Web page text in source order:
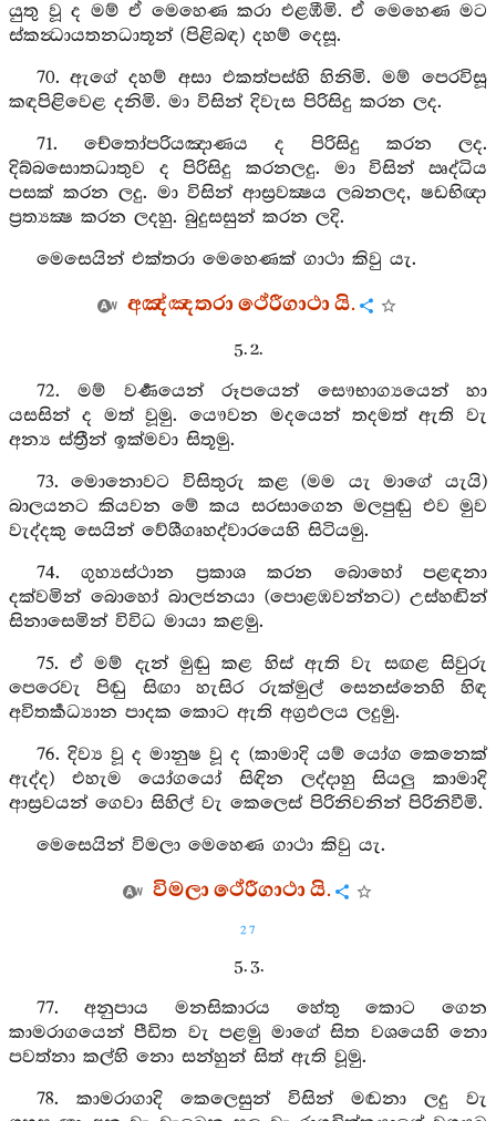
යුතු වූ ද මම් ඒ මෙහෙණ කරා එළඹීමි. ඒ මෙහෙණ මට
ස්කන්‍ධායතනධාතූන් (පිළිබඳ) දහම් දෙසූ.
70. ඇගේ දහම් අසා එකත්පස්හි හිනිමි. මම් පෙරවිසූ
කඳපිළිවෙළ දනිමි. මා විසින් දිවැස පිරිසිදු කරන ලද.
71. චේතෝපරියඤාණය ද පිරිසිදු කරන ලද.
දිබ්බසොතධාතුව ද පිරිසිදු කරනලදු. මා විසින් ඍද්ධිය
පසක් කරන ලදු. මා විසින් ආස්‍රවක්‍ෂය ලබනලද, ෂඩභිඥා
ප්‍රත්‍යක්‍ෂ කරන ලදහු. බුදුසසුන් කරන ලදි.
මෙසෙයින් එක්තරා මෙහෙණක් ගාථා කිවු යැ.
අඤ්ඤතරා ථේරීගාථා යි.
5. 2.
72. මම් වර්‍ණයෙන් රූපයෙන් සෞභාග්‍යයෙන් හා
යසසින් ද මත් වූමු. යෞවන මදයෙන් තදමත් ඇති වැ
අන්‍ය ස්ත්‍රීන් ඉක්මවා සිතූමු.
73. මොනොවට විසිතුරු කළ (මම යැ මාගේ යැයි)
බාලයනට කියවන මේ කය සරසාගෙන මලපුඬු එව මුව
වැද්දකු සෙයින් වේශීගෘහද්වාරයෙහි සිටියමු.
74. ගුහ්‍යස්ථාන ප්‍රකාශ කරන බොහෝ පළඳනා
දක්වමින් බොහෝ බාලජනයා (පොළඹවන්නට) උස්හඬින්
සිනාසෙමින් විවිධ මායා කළමු.
75. ඒ මම් දැන් මුඬු කළ හිස් ඇති වැ සඟළ සිවුරු
පෙරෙවැ පිඬු සිඟා හැසිර රුක්මුල් සෙනස්නෙහි හිඳ
අවිතර්‍කධ්‍යාන පාදක කොට ඇති අග්‍රඵලය ලදුමු.
76. දිව්‍ය වූ ද මානුෂ වූ ද (කාමාදි යම් යෝග කෙනෙක්
ඇද්ද) එහැම යෝගයෝ සිඳින ලද්දාහු සියලු කාමාදි
ආස්‍රවයන් ගෙවා සිහිල් වැ කෙලෙස් පිරිනිවනින් පිරිනිවීමි.
මෙසෙයින් විමලා මෙහෙණ ගාථා කිවු යැ.
විමලා ථේරීගාථා යි.
27
5. 3.
77. අනුපාය මනසිකාරය හේතු කොට ගෙන
කාමරාගයෙන් පීඩිත වැ පළමු මාගේ සිත වශයෙහි නො
පවත්නා කල්හි නො සන්හුන් සිත් ඇති වූමු.
78. කාමරාගාදි කෙලෙසුන් විසින් මඬනා ලදු වැ